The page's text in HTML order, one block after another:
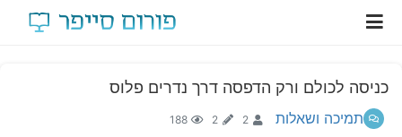
כניסה לכולם ורק הדפסה דרך נדרים פלוס
תמיכה ושאלות 2
2
188